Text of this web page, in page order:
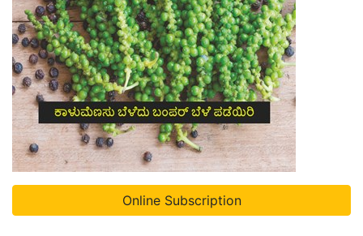
Online Subscription